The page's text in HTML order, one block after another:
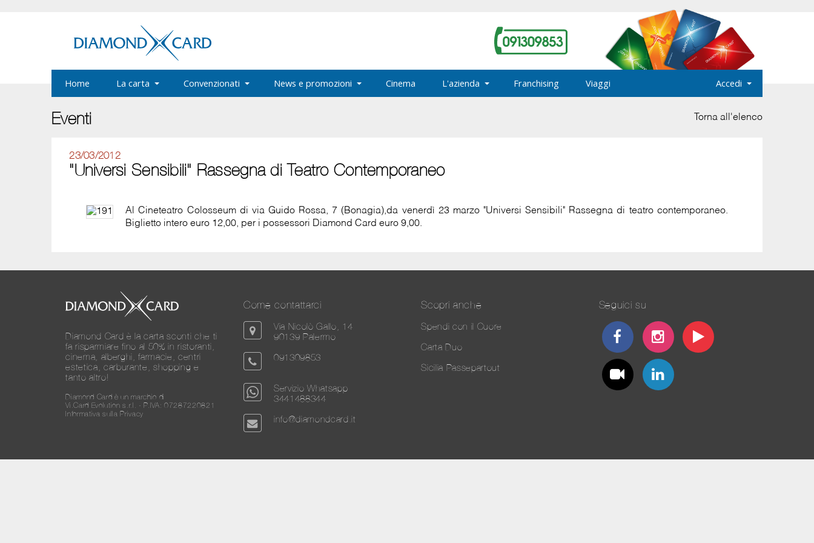
Home La carta Convenzionati News e promozioni Cinema L'azienda Franchising Viaggi Accedi
Eventi Torna all'elenco
23/03/2012
"Universi Sensibili" Rassegna di Teatro Contemporaneo
Al Cineteatro Colosseum di via Guido Rossa, 7 (Bonagia),da venerdì 23 marzo "Universi Sensibili" Rassegna di teatro contemporaneo.
Biglietto intero euro 12,00, per i possessori Diamond Card euro 9,00.
Diamond Card è la carta sconti che ti
fa risparmiare fino al 50% in ristoranti,
cinema, alberghi, farmacie, centri
estetica, carburante, shopping e
tanto altro!
Diamond Card è un marchio di
Vi.Card Evolution s.r.l. - P.IVA: 07287220821
Informativa sulla Privacy
Come contattarci
Via Nicolò Gallo, 14
90139 Palermo
091309853
Servizio Whatsapp
3441488344
info@diamondcard.it
Scopri anche
Spendi con il Cuore
Carta Duo
Sicilia Passepartout
Seguici su